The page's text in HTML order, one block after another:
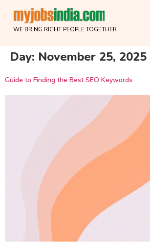
WE BRING RIGHT PEOPLE TOGETHER
Day: November 25, 2025
Guide to Finding the Best SEO Keywords